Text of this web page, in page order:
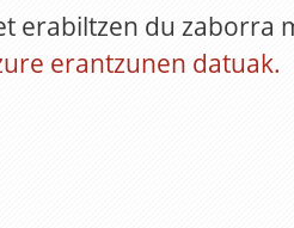
erabiltzen du zaborra
erantzunen datuak.